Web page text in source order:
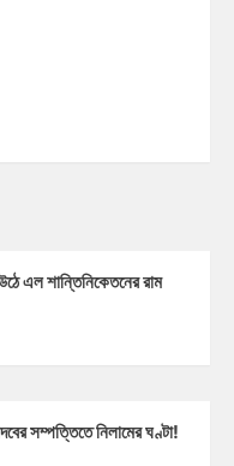
এল শান্তিনিকেতনের রাম
সম্পত্তিতে নিলামের ঘণ্টা!